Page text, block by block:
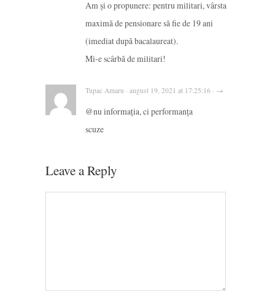
Am și o propunere: pentru militari, vârsta
maximă de pensionare să fie de 19 ani
(imediat după bacalaureat).
Mi-e scârbă de militari!
Tupac Amaru · august 19, 2021 at 17:25:16 · →
@nu informația, ci performanța
scuze
Leave a Reply